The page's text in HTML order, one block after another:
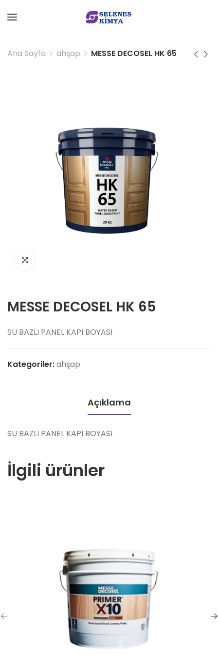
Ana Sayfa ahşap MESSE DECOSEL HK 65
MESSE DECOSEL HK 65
SU BAZLI PANEL KAPI BOYASI
Kategoriler:ahşap
Açıklama
SU BAZLI PANEL KAPI BOYASI
İlgili ürünler